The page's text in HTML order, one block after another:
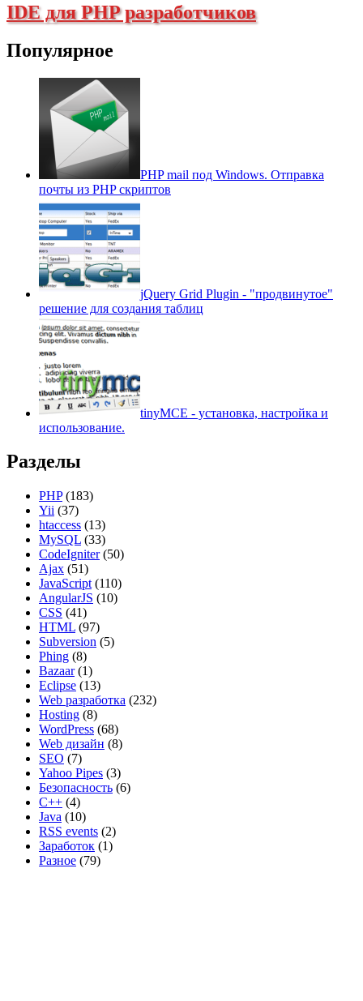
IDE для PHP разработчиков
Популярное
PHP mail под Windows. Отправка
почты из PHP скриптов
jQuery Grid Plugin - "продвинутое"
решение для создания таблиц
tinyMCE - установка, настройка и
использование.
Разделы
PHP(183)
Yii (37)
htaccess (13)
MySQL (33)
CodeIgniter(50)
Ajax (51)
JavaScript (110)
AngularJS (10)
CSS (41)
HTML (97)
Subversion (5)
Phing (8)
Bazaar(1)
Eclipse (13)
Web разработка (232)
Hosting (8)
WordPress (68)
Web дизайн (8)
SEO (7)
Yahoo Pipes (3)
Безопасность (6)
C++ (4)
Java (10)
RSS events (2)
Заработок (1)
Разное (79)